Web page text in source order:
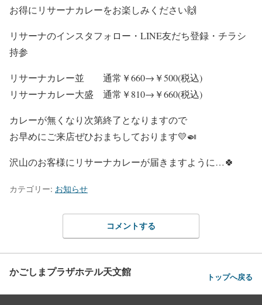
お得にリサーナカレーをお楽しみください🙌
リサーナのインスタフォロー・LINE友だち登録・チラシ
持参
リサーナカレー並 通常￥660→￥500(税込)
リサーナカレー大盛 通常￥810→￥660(税込)
カレーが無くなり次第終了となりますので
お早めにご来店ぜひおまちしております💛🍛
沢山のお客様にリサーナカレーが届きますように…🍀
カテゴリー: お知らせ
コメントする
かごしまプラザホテル天文館 トップへ戻る